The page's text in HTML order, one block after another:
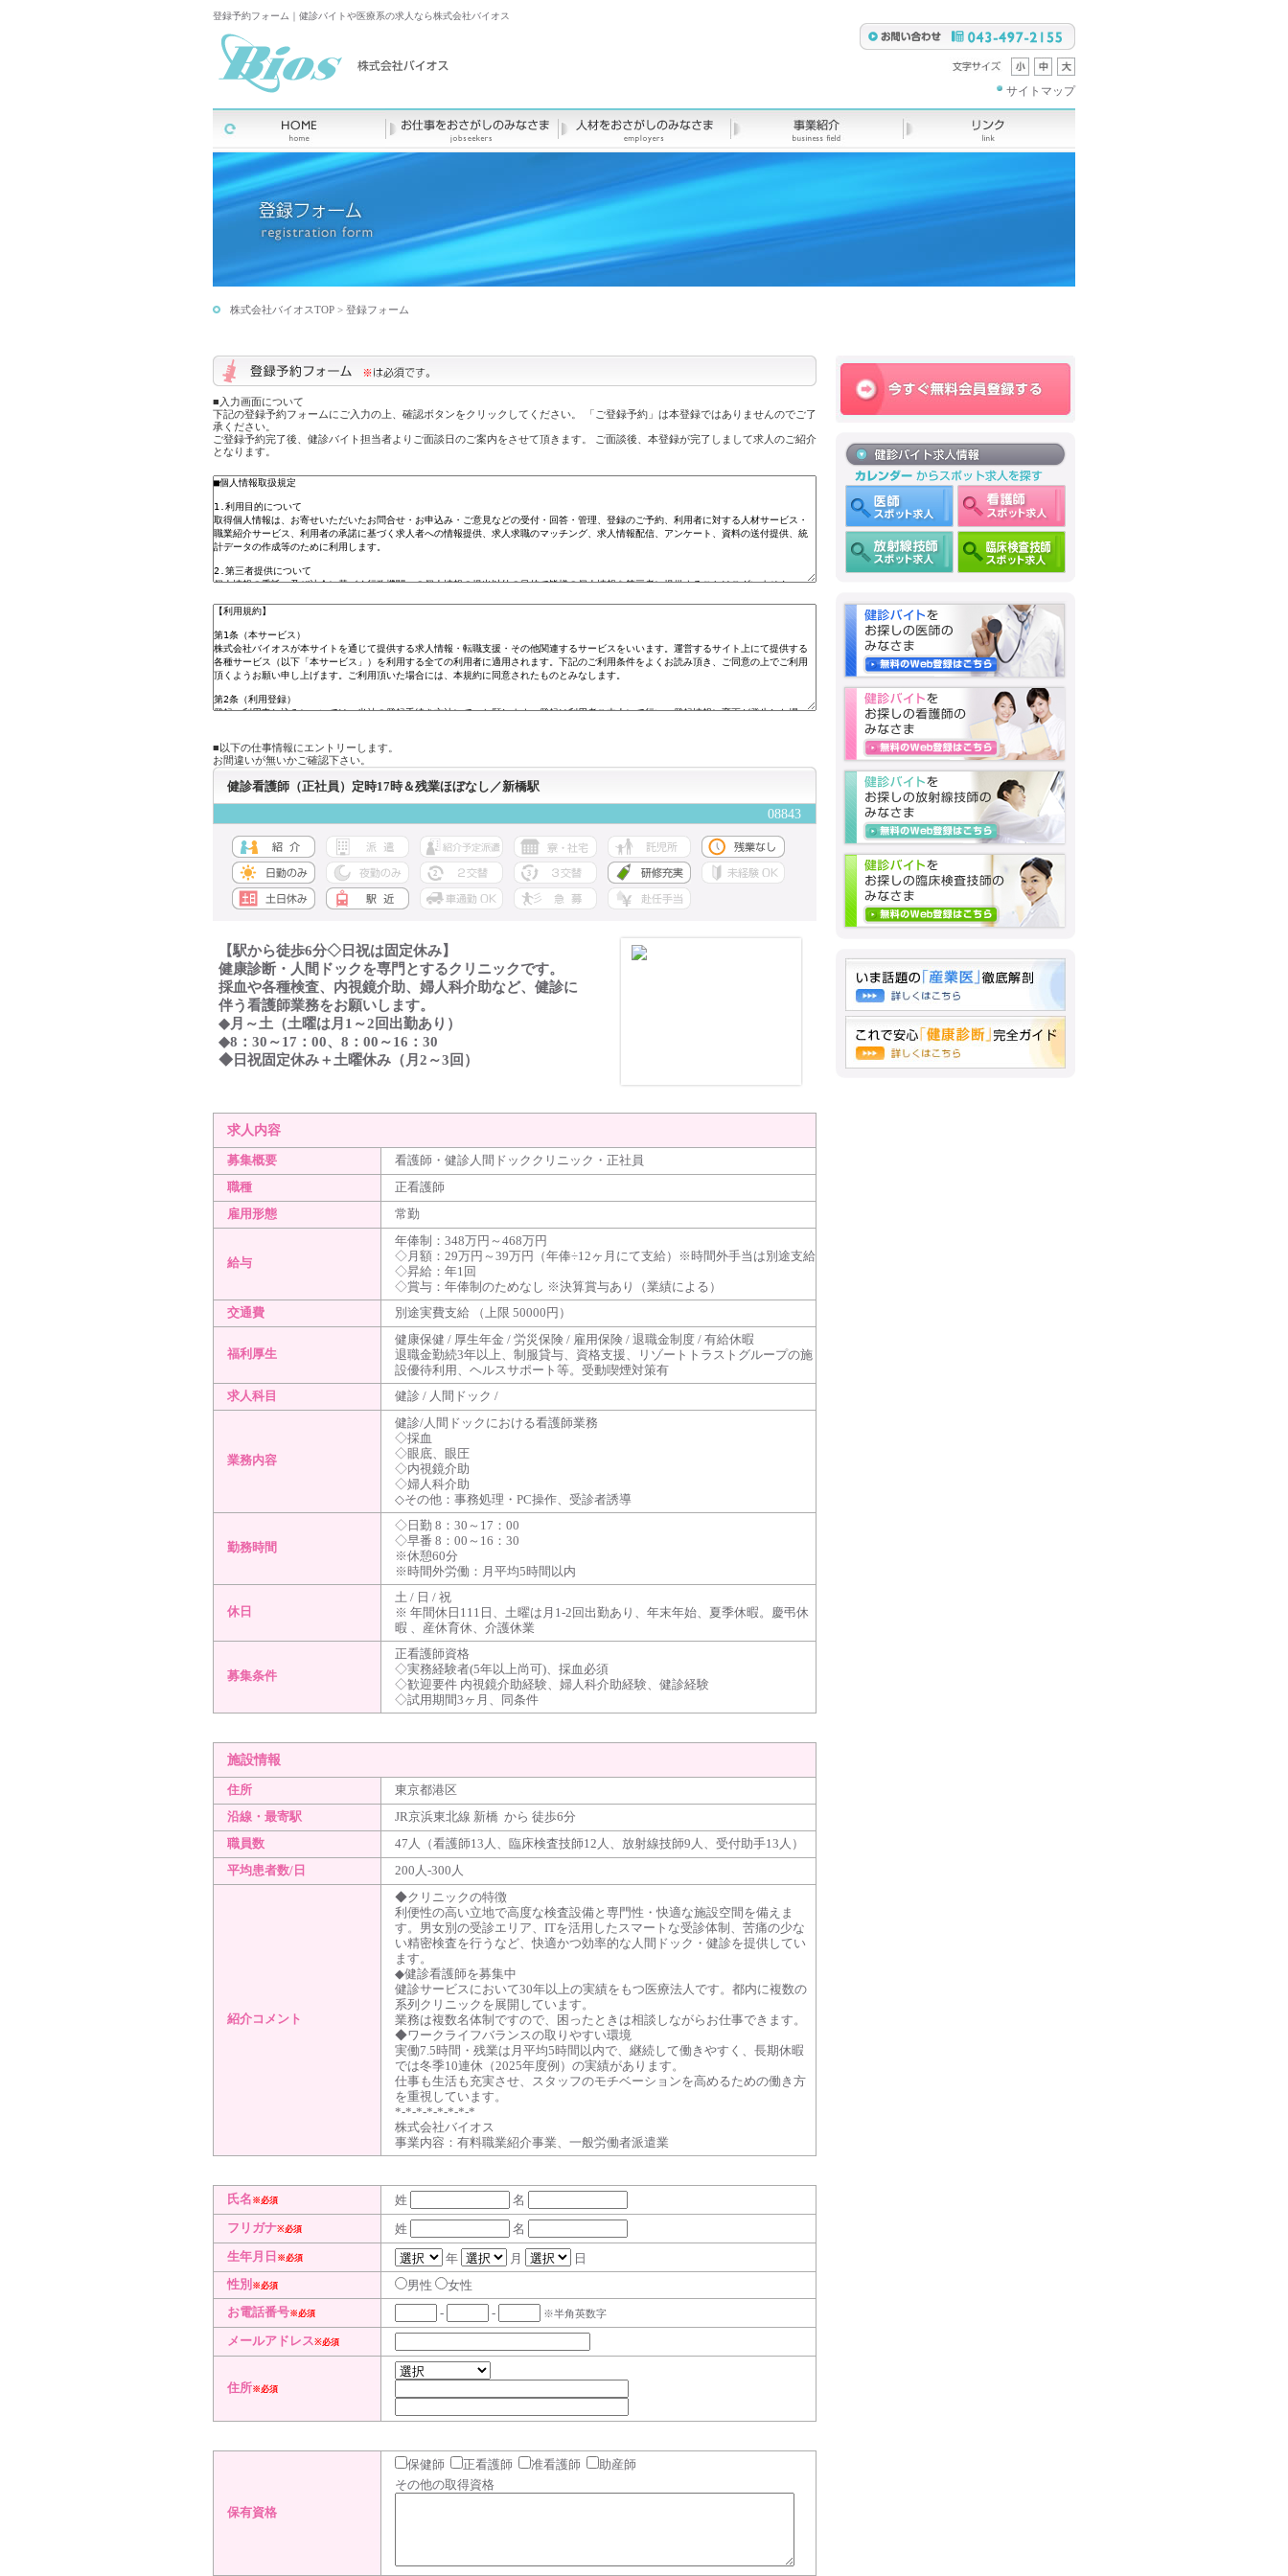
登録予約フォーム｜健診バイトや医療系の求人なら株式会社バイオス
サイトマップ
株式会社バイオスTOP > 登録フォーム
■入力画面について
下記の登録予約フォームにご入力の上、確認ボタンをクリックしてください。 「ご登録予約」は本登録ではありませんのでご了
承ください。
ご登録予約完了後、健診バイト担当者よりご面談日のご案内をさせて頂きます。 ご面談後、本登録が完了しまして求人のご紹介
となります。
■以下の仕事情報にエントリーします。
お間違いが無いかご確認下さい。
健診看護師（正社員）定時17時＆残業ほぼなし／新橋駅
08843
【駅から徒歩6分◇日祝は固定休み】
健康診断・人間ドックを専門とするクリニックです。
採血や各種検査、内視鏡介助、婦人科介助など、健診に
伴う看護師業務をお願いします。
◆月～土（土曜は月1～2回出勤あり）
◆8：30～17：00、8：00～16：30
◆日祝固定休み＋土曜休み（月2～3回）
求人内容
募集概要
看護師・健診人間ドッククリニック・正社員
職種
正看護師
雇用形態
常勤
給与
年俸制：348万円～468万円
◇月額：29万円～39万円（年俸÷12ヶ月にて支給）※時間外手当は別途支給
◇昇給：年1回
◇賞与：年俸制のためなし ※決算賞与あり（業績による）
交通費
別途実費支給 （上限 50000円）
福利厚生
健康保健 / 厚生年金 / 労災保険 / 雇用保険 / 退職金制度 / 有給休暇
退職金勤続3年以上、制服貸与、資格支援、リゾートトラストグループの施
設優待利用、ヘルスサポート等。受動喫煙対策有
求人科目
健診 / 人間ドック /
業務内容
健診/人間ドックにおける看護師業務
◇採血
◇眼底、眼圧
◇内視鏡介助
◇婦人科介助
◇その他：事務処理・PC操作、受診者誘導
勤務時間
◇日勤 8：30～17：00
◇早番 8：00～16：30
※休憩60分
※時間外労働：月平均5時間以内
休日
土 / 日 / 祝
※ 年間休日111日、土曜は月1-2回出勤あり、年末年始、夏季休暇。慶弔休
暇 、産休育休、介護休業
募集条件
正看護師資格
◇実務経験者(5年以上尚可)、採血必須
◇歓迎要件 内視鏡介助経験、婦人科介助経験、健診経験
◇試用期間3ヶ月、同条件
施設情報
住所
東京都港区
沿線・最寄駅
JR京浜東北線 新橋 から 徒歩6分
職員数
47人（看護師13人、臨床検査技師12人、放射線技師9人、受付助手13人）
平均患者数/日
200人-300人
紹介コメント
◆クリニックの特徴
利便性の高い立地で高度な検査設備と専門性・快適な施設空間を備えま
す。男女別の受診エリア、ITを活用したスマートな受診体制、苦痛の少な
い精密検査を行うなど、快適かつ効率的な人間ドック・健診を提供してい
ます。
◆健診看護師を募集中
健診サービスにおいて30年以上の実績をもつ医療法人です。都内に複数の
系列クリニックを展開しています。
業務は複数名体制ですので、困ったときは相談しながらお仕事できます。
◆ワークライフバランスの取りやすい環境
実働7.5時間・残業は月平均5時間以内で、継続して働きやすく、長期休暇
では冬季10連休（2025年度例）の実績があります。
仕事も生活も充実させ、スタッフのモチベーションを高めるための働き方
を重視しています。
*-*-*-*-*-*-*-*
株式会社バイオス
事業内容：有料職業紹介事業、一般労働者派遣業
氏名 ※必須 姓 名
フリガナ※必須 姓 名
生年月日 ※必須 年 月
日
性別 ※必須 男性
女性
お電話番号※必須 - - ※半角英数字
メールアドレス※必須
住所※必須
保有資格
保健師 正看護師 准看護師
助産師
その他の取得資格